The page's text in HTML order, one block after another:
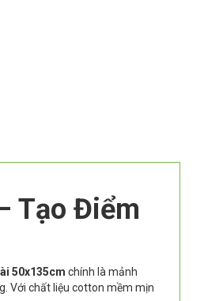
Tạo Điểm
50x135cm chính là mảnh
Với chất liệu cotton mềm mịn